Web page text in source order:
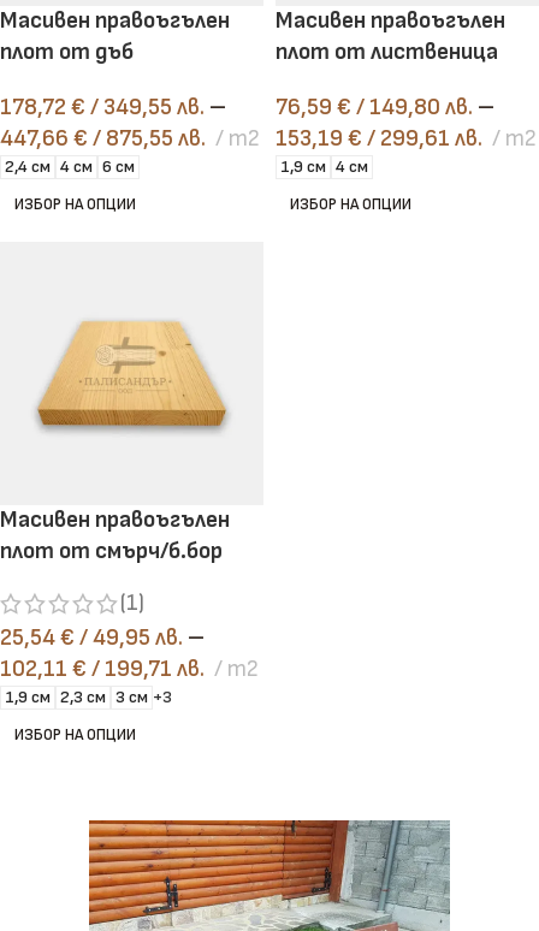
Масивен правоъгълен
плот от дъб
178,72 € / 349,55 лв. –
447,66 € / 875,55 лв. m2
2,4 см 4 см 6 см
ИЗБОР НА ОПЦИИ
Масивен правоъгълен
плот от лиственица
76,59 € / 149,80 лв. –
153,19 € / 299,61 лв. m2
1,9 см 4 см
ИЗБОР НА ОПЦИИ
Масивен правоъгълен
плот от смърч/б.бор
(1)
25,54€ / 49,95 лв. –
102,11 € / 199,71 лв. m2
1,9 см 2,3 см 3 см +3
ИЗБОР НА ОПЦИИ